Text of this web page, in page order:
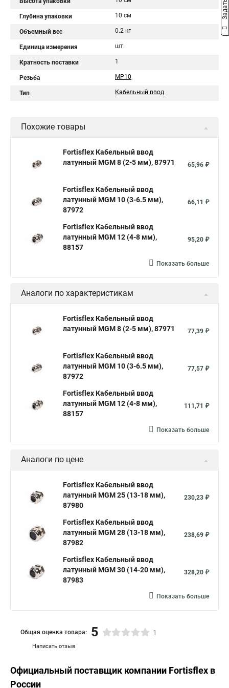
Глубина упаковки 10 см
Объемный вес 0.2 кг
Единица измерения шт.
Кратность поставки 1
Резьба МР10
Тип Кабельный ввод
Похожие товары
Fortisflex Кабельный ввод
латунный МGM 8 (2-5 мм), 87971
65,96 ₽
Fortisflex Кабельный ввод
латунный МGM 10 (3-6.5 мм),
87972
66,11 ₽
Fortisflex Кабельный ввод
латунный МGM 12 (4-8 мм),
88157
95,20 ₽
Показать больше
Аналоги по характеристикам
Fortisflex Кабельный ввод
латунный МGM 8 (2-5 мм), 87971
77,39 ₽
Fortisflex Кабельный ввод
латунный МGM 10 (3-6.5 мм),
87972
77,57 ₽
Fortisflex Кабельный ввод
латунный МGM 12 (4-8 мм),
88157
111,71 ₽
Показать больше
Аналоги по цене
Fortisflex Кабельный ввод
латунный МGM 25 (13-18 мм),
87980
230,23 ₽
Fortisflex Кабельный ввод
латунный МGM 28 (13-18 мм),
87982
238,69 ₽
Fortisflex Кабельный ввод
латунный МGM 30 (14-20 мм),
87983
328,20 ₽
Показать больше
Написать отзыв
Общая оценка товара: 5 1
Официальный поставщик компании Fortisflex в
России